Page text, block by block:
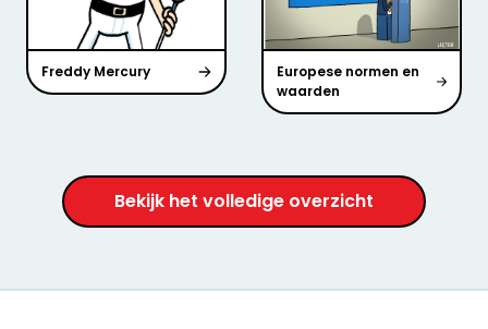
Freddy Mercury
Europese normen en
waarden
Bekijk het volledige overzicht